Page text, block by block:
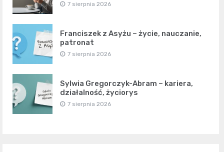
7 sierpnia 2026
Franciszek z Asyżu – życie, nauczanie,
patronat
7 sierpnia 2026
Sylwia Gregorczyk-Abram – kariera,
działalność, życiorys
7 sierpnia 2026